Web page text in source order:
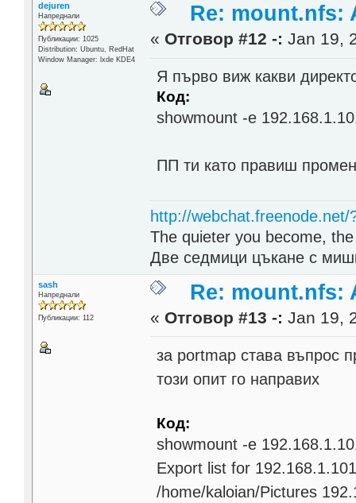
dejuren
Напреднали
Публикации: 1025
Distribution: Ubuntu, RedHat
Window Manager: lxde KDE4
Re: mount.nfs:
« Отговор #12 -: Jan 19,
Я първо виж какви
Код:
showmount -e
ПП ти като правиш
http://webchat.freenode.net/
The quieter you become,
Две седмици цъкане с
sash
Напреднали
Публикации: 112
Re: mount.nfs:
« Отговор #13 -: Jan 19,
за portmap става въпрос
този опит го направих
Код:
showmount -e
Export list for
/home/kaloian/Pictures